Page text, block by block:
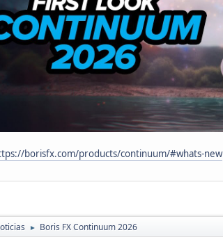
borisfx.com/products/continuum/#whats-new
► Boris FX Continuum 2026